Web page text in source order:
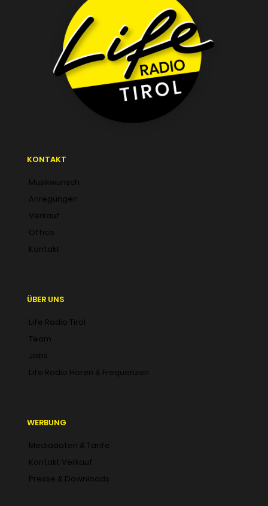
KONTAKT
Musikwunsch
Anregungen
Verkauf
Office
Kontakt
ÜBER UNS
Life Radio Tirol
Team
Jobs
Life Radio Hören & Frequenzen
WERBUNG
Mediadaten & Tarife
Kontakt Verkauf
Presse & Downloads